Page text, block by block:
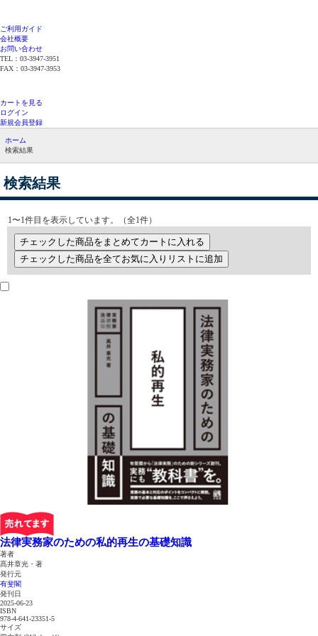
ご利用ガイド
会社概要
お問い合わせ
TEL：03-3947-3951
FAX：03-3947-3953
カートを見る
ログイン
新規会員登録
ホーム
検索結果
検索結果
1〜1件目を表示しています。（全1件）
チェックした商品をまとめてカートに入れる
チェックした商品を全てお気に入りリストに追加
法律実務家のための私的再生の基礎知識
著者
髙井章光・著
発行元
有斐閣
発刊日
2025-06-23
ISBN
978-4-641-23351-5
サイズ